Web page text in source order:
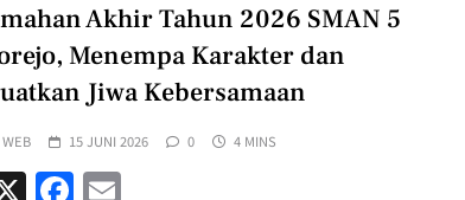
Akhir Tahun 2026 SMAN 5
Menempa Karakter dan
Jiwa Kebersamaan
15 JUNI 2026 0 4 MINS